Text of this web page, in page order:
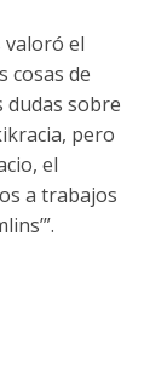
valoró el
cosas de
dudas sobre
pero
el
a trabajos